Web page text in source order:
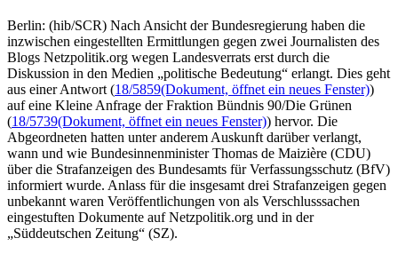
Berlin: (hib/SCR) Nach Ansicht der Bundesregierung haben die
inzwischen eingestellten Ermittlungen gegen zwei Journalisten des
Blogs Netzpolitik.org wegen Landesverrats erst durch die
Diskussion in den Medien „politische Bedeutung“ erlangt. Dies geht
aus einer Antwort (18/5859(Dokument, öffnet ein neues Fenster))
auf eine Kleine Anfrage der Fraktion Bündnis 90/Die Grünen
(18/5739(Dokument, öffnet ein neues Fenster)) hervor. Die
Abgeordneten hatten unter anderem Auskunft darüber verlangt,
wann und wie Bundesinnenminister Thomas de Maizière (CDU)
über die Strafanzeigen des Bundesamts für Verfassungsschutz (BfV)
informiert wurde. Anlass für die insgesamt drei Strafanzeigen gegen
unbekannt waren Veröffentlichungen von als Verschlusssachen
eingestuften Dokumente auf Netzpolitik.org und in der
„Süddeutschen Zeitung“ (SZ).